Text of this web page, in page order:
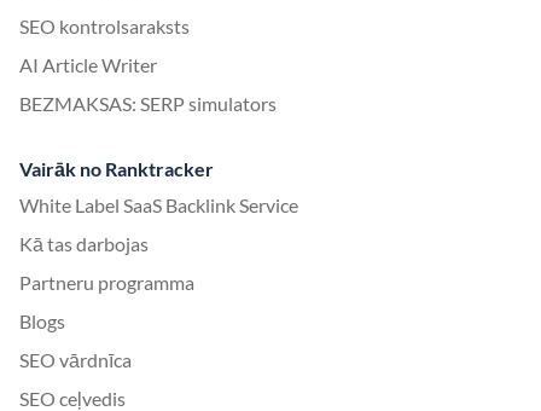
SEO kontrolsaraksts
AI Article Writer
BEZMAKSAS: SERP simulators
Vairāk no Ranktracker
White Label SaaS Backlink Service
Kā tas darbojas
Partneru programma
Blogs
SEO vārdnīca
SEO ceļvedis